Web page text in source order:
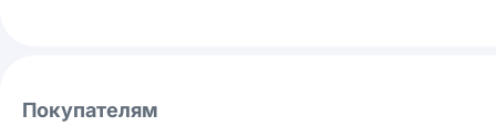
Покупателям